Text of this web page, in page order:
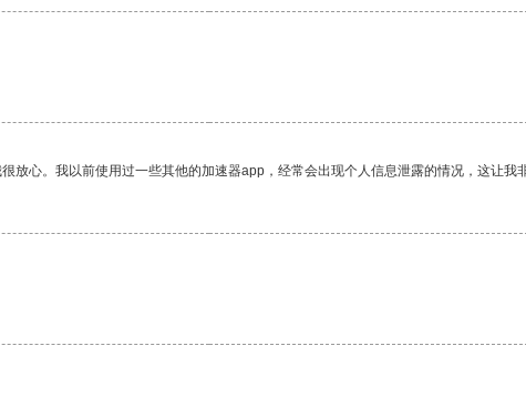
心。我以前使用过一些其他的加速器app，经常会出现个人信息泄露的情况，这让我